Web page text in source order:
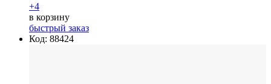
+4
в корзину
быстрый заказ
Код: 88424